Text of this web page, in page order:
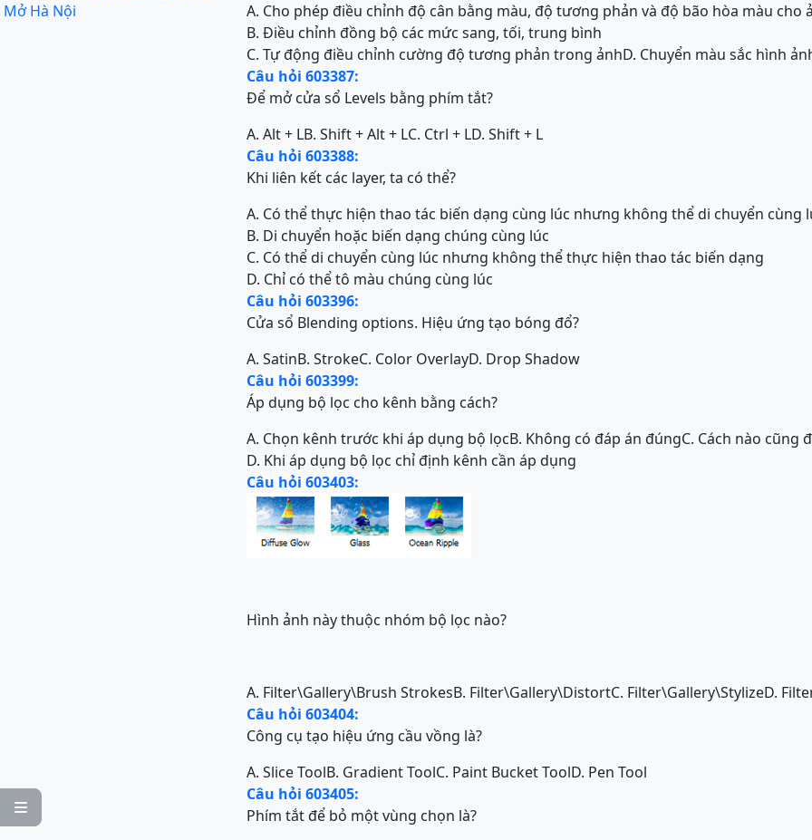

Mở Hà Nội
A. Cho phép điều chỉnh độ cân bằng màu, độ tương phản và độ bão hòa màu cho
B. Điều chỉnh đồng bộ các mức sang, tối, trung bình
C. Tự động điều chỉnh cường độ tương phản trong ảnhD. Chuyển màu sắc hình
Câu hỏi 603387:
Để mở cửa sổ Levels bằng phím tắt?
A. Alt + LB. Shift + Alt + LC. Ctrl + LD. Shift + L
Câu hỏi 603388:
Khi liên kết các layer, ta có thể?
A. Có thể thực hiện thao tác biến dạng cùng lúc nhưng không thể di chuyển cùng
B. Di chuyển hoặc biến dạng chúng cùng lúc
C. Có thể di chuyển cùng lúc nhưng không thể thực hiện thao tác biến dạng
D. Chỉ có thể tô màu chúng cùng lúc
Câu hỏi 603396:
Cửa sổ Blending options. Hiệu ứng tạo bóng đổ?
A. SatinB. StrokeC. Color OverlayD. Drop Shadow
Câu hỏi 603399:
Áp dụng bộ lọc cho kênh bằng cách?
A. Chọn kênh trước khi áp dụng bộ lọcB. Không có đáp án đúngC. Cách nào cũng
D. Khi áp dụng bộ lọc chỉ định kênh cần áp dụng
Câu hỏi 603403:
Hình ảnh này thuộc nhóm bộ lọc nào?
A. Filter\Gallery\Brush StrokesB. Filter\Gallery\DistortC. Filter\Gallery\StylizeD.
Câu hỏi 603404:
Công cụ tạo hiệu ứng cầu vồng là?
A. Slice ToolB. Gradient ToolC. Paint Bucket ToolD. Pen Tool
Câu hỏi 603405:
Phím tắt để bỏ một vùng chọn là?